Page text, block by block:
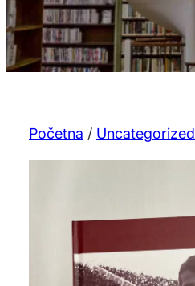
Početna / Uncategorized